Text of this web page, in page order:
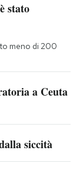
stato
meno di 200
a Ceuta
siccità